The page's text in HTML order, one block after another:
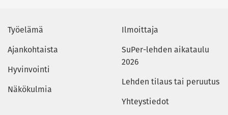
Työelämä
Ajankohtaista
Hyvinvointi
Näkökulmia
Ilmoittaja
SuPer-lehden aikataulu
2026
Lehden tilaus tai peruutus
Yhteystiedot